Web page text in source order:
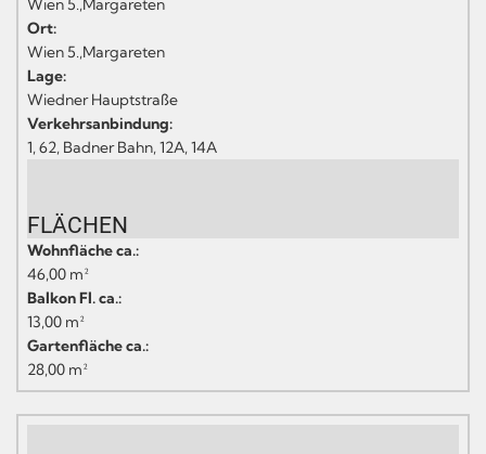
Ort:
Wien 5.,Margareten
Lage:
Wiedner Hauptstraße
Verkehrsanbindung:
1, 62, Badner Bahn, 12A, 14A
FLÄCHEN
Wohnfläche ca.:
46,00 m²
Balkon Fl. ca.:
13,00 m²
Gartenfläche ca.:
28,00 m²